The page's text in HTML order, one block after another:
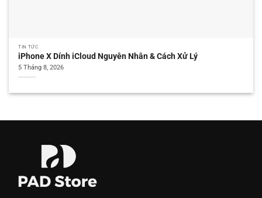
TIN TỨC
iPhone X Dính iCloud Nguyên Nhân & Cách Xử Lý
5 Tháng 8, 2026